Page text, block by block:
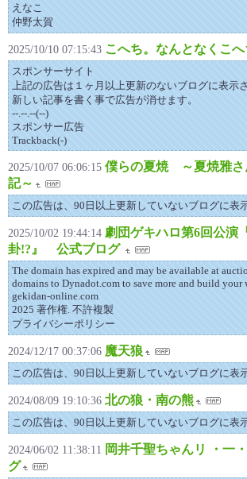
えなこ
仲野太賀
2025/10/10 07:15:43 こへち。なんとなくこへ
スポンサーサイト
上記の広告は１ヶ月以上更新のないブログに表示
新しい記事を書く事で広告が消せます。
--.--.--(--)
スポンサー広告
Trackback(-)
2025/10/07 06:06:15 僕らの夏焼 ～夏焼雅さ
記～
この広告は、90日以上更新していないブログに表
2025/10/02 19:44:14 劇団ゲキハロ第6回公演
卦!?』 公式ブログ
The domain has expired and may be available at
domains to Dynadot.com to save more and build your
gekidan-online.com
2025 著作権. 不許複製
プライバシーポリシー
2024/12/17 00:37:06 魔天狼
この広告は、90日以上更新していないブログに表
2024/08/09 19:10:36 北の狼・南の熊
この広告は、90日以上更新していないブログに表
2024/06/02 11:38:11 岡井千聖ちゃんリ ・一
グ